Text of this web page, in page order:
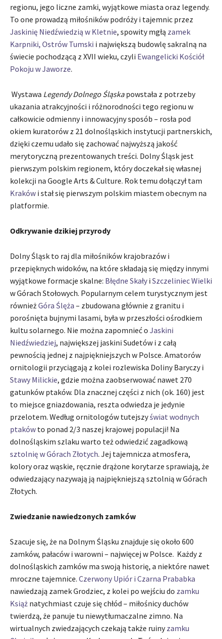
regionu, jego liczne zamki, wyjątkowe miasta oraz legendy.
To one prowadzą miłośników podróży i tajemnic przez
Jaskinię Niedźwiedzią w Kletnie, spowity mgłą zamek
Karpniki, Ostrów Tumski i największą budowlę sakralną na
świecie pochodzącą z XVII wieku, czyli Ewangelicki Kościół
Pokoju w Jaworze.
Wystawa Legendy Dolnego Śląskapowstała z potrzeby
ukazania atrakcyjności i różnorodności tego regionu w
całkowicie odmienny i innowacyjny sposób – rosła pod
okiem kuratorów z 21 dolnośląskich instytucji partnerskich,
dzięki czemu udało się zachować najwyższą jakość
merytoryczną prezentowanych treści. Dolny Śląsk jest
pierwszym polskim regionem, który doczekał się własnej
kolekcji na Google Arts & Culture. Rok temu dołączył tam
Kraków i stał się pierwszym polskim miastem obecnym na
platformie.
Odkrywanie dzikiej przyrody
Dolny Śląsk to raj dla miłośników krajobrazów i
przepięknych widoków, na które składają się między innymi
wyjątkowe formacje skalne: Błędne Skały i Szczeliniec Wielki
w Górach Stołowych. Popularnym celem turystycznym jest
równieżGóra Ślęża – zbudowana głównie z granitu i
porośnięta bujnymi lasami, była w przeszłości ośrodkiem
kultu solarnego. Nie można zapomnieć o Jaskini
Niedźwiedziej, największej jaskini Sudetów i z całą
pewnością jednej z najpiękniejszych w Polsce. Amatorów
ornitologii przyciągają z kolei rozlewiska Doliny Baryczy i
Stawy Milickie, gdzie można zaobserwować nawet 270
gatunków ptaków. Dla znacznej części z nich (ok. 160) jest
to miejsce gniazdowania, reszta odwiedza je jedynie
przelotem. Według ornitologów tutejszyświat wodnych
ptaków to ponad 2/3 naszej krajowej populacji! Na
dolnośląskim szlaku warto też odwiedzić zagadkową
sztolnię w Górach Złotych. Jej tajemnicza atmosfera,
kolory oraz wąskie, ręcznie drążone korytarze sprawiają, że
odwiedzający nazywają ją najpiękniejszą sztolnią w Górach
Złotych.
Zwiedzanie nawiedzonych zamków
Szacuje się, że na Dolnym Śląsku znajduje się około 600
zamków, pałaców i warowni – najwięcej w Polsce. Każdy z
dolnośląskich zamków ma swoją historię, a niektóre nawet
mroczne tajemnice. Czerwony Upiór i Czarna Prababka
nawiedzają zamek Grodziec, z kolei po wejściu do zamku
Książ natychmiast czuje się chłód – miłośnicy duchów
twierdzą, że panuje tu niewytłumaczalne zimno. Na
wirtualnych zwiedzających czekają także ruinyzamku